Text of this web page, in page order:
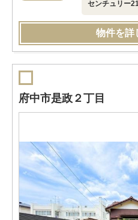
センチュリー
物件を詳
府中市是政２丁目